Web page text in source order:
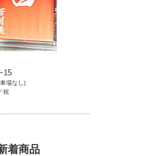
場なし)
祝
着商品